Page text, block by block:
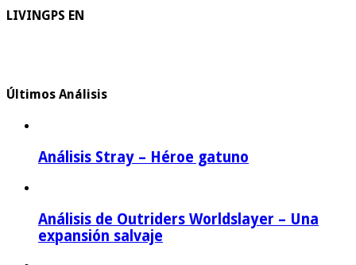
LIVINGPS EN
Últimos Análisis
Análisis Stray – Héroe gatuno
Análisis de Outriders Worldslayer – Una
expansión salvaje